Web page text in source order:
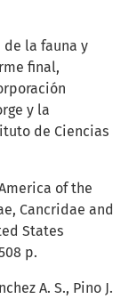
de la fauna y
final,
y la
de Ciencias
of the
Cancridae and
States
p.
A. S., Pino J.